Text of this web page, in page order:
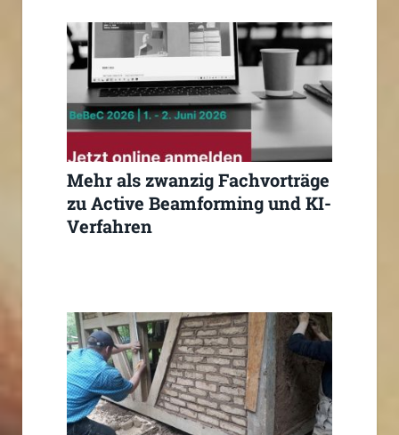
Mehr als zwanzig Fachvorträge
zu Active Beamforming und KI-
Verfahren